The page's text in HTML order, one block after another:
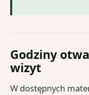
Godziny
wizyt
W dostępnych